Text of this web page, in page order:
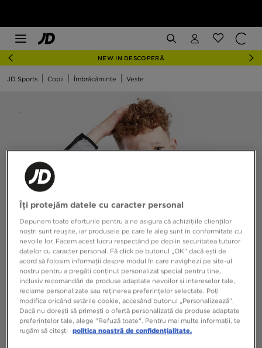
NEW IN DESCOPERĂ
JD Sports Copii Îmbrăcăminte Veste
Îți protejăm datele cu caracter personal
Depunem toate eforturile pentru a ne asigura că achizițiile clienților
noștri sunt reușite, iar produsele pe care le aleg sunt în conformitate cu
nevoile lor. Facem acest lucru respectând pe deplin securitatea tuturor
datelor cu caracter personal. Fă click pe butonul „OK” dacă ești de
acord să folosim informații despre modul în care navighezi pe site-ul
nostru pentru a pregăti conținut personalizat special pentru tine,
inclusiv recomandări de produse adaptate nevoilor și intereselor tale,
reclame personalizate sau reținerea preferințelor selectate. Poți
modifica oricând setările cookie, accesând butonul „Personalizează”.
Dacă nu dorești să primești o ofertă personalizată de produse adaptate
preferințelor tale, alege "Refuză toate". Pentru mai multe informații, te
rugăm să citești
politica noastră de confidențialitate.